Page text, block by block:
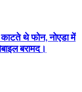
काटते थे फोन, नोएडा में
बरामद।